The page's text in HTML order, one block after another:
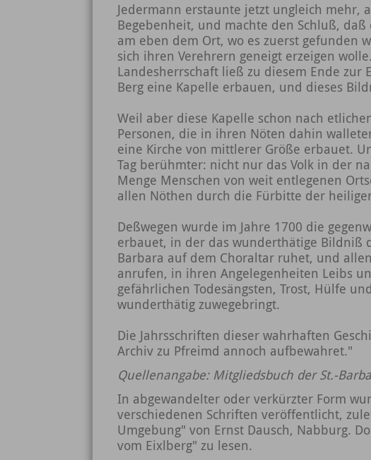
Jedermann erstaunte jetzt ungleich mehr,
Begebenheit, und machte den Schluß,
am eben dem Ort, wo es zuerst gefunden
sich ihren Verehrern geneigt erzeigen
Landesherrschaft ließ zu diesem Ende
Berg eine Kapelle erbauen, und dieses
Weil aber diese Kapelle schon nach
Personen, die in ihren Nöten dahin
eine Kirche von mittlerer Größe erbauet.
Tag berühmter: nicht nur das Volk in der
Menge Menschen von weit entlegenen
allen Nöthen durch die Fürbitte der
Deßwegen wurde im Jahre 1700 die
erbauet, in der das wunderthätige Bildniß
Barbara auf dem Choraltar ruhet, und
anrufen, in ihren Angelegenheiten Leibs
gefährlichen Todesängsten, Trost, Hülfe
wunderthätig zuwegebringt.
Die Jahrsschriften dieser wahrhaften
Archiv zu Pfreimd annoch aufbewahret."
Quellenangabe: Mitgliedsbuch der St.-
In abgewandelter oder verkürzter Form
verschiedenen Schriften veröffentlicht,
Umgebung" von Ernst Dausch, Nabburg.
vom Eixlberg" zu lesen.